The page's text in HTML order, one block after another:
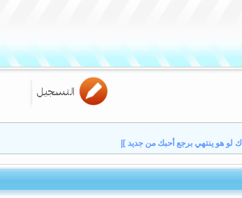
لو هو ينتهي برجع أحبك من جديد ]|